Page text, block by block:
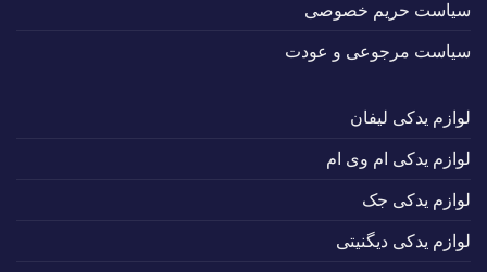
سیاست حریم خصوصی
سیاست مرجوعی و عودت
لوازم یدکی لیفان
لوازم یدکی ام وی ام
لوازم یدکی جک
لوازم یدکی دیگنیتی